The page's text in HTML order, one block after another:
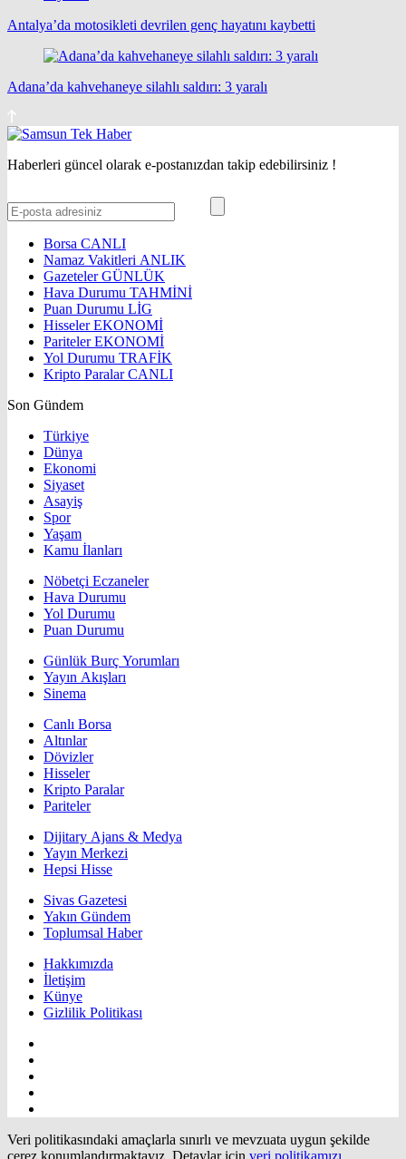
Antalya’da motosikleti devrilen genç hayatını kaybetti
Adana’da kahvehaneye silahlı saldırı: 3 yaralı
Haberleri güncel olarak e-postanızdan takip edebilirsiniz !
Borsa CANLI
Namaz Vakitleri ANLIK
GazetelerGÜNLÜK
Hava Durumu TAHMİNİ
Puan Durumu LİG
HisselerEKONOMİ
ParitelerEKONOMİ
Yol Durumu TRAFİK
Kripto ParalarCANLI
Son Gündem
Türkiye
Dünya
Ekonomi
Siyaset
Asayiş
Spor
Yaşam
Kamu İlanları
Nöbetçi Eczaneler
Hava Durumu
Yol Durumu
Puan Durumu
Günlük Burç Yorumları
Yayın Akışları
Sinema
Canlı Borsa
Altınlar
Dövizler
Hisseler
Kripto Paralar
Pariteler
Dijitary Ajans & Medya
Yayın Merkezi
Hepsi Hisse
Sivas Gazetesi
Yakın Gündem
Toplumsal Haber
Hakkımızda
İletişim
Künye
Gizlilik Politikası
Veri politikasındaki amaçlarla sınırlı ve mevzuata uygun şekilde